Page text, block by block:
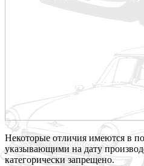
Некоторые отличия имеются в
указывающими на дату
категорически запрещено.